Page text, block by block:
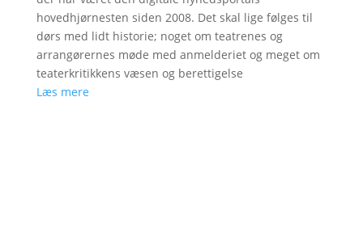
hovedhjørnesten siden 2008. Det skal lige følges til
dørs med lidt historie; noget om teatrenes og
arrangørernes møde med anmelderiet og meget om
teaterkritikkens væsen og berettigelse
Læs mere